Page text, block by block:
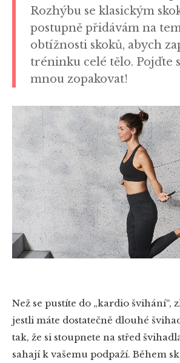
Rozhýbu se klasickým
postupně přidávám na
obtížnosti skoků, abych
tréninku celé tělo. Pojďte
mnou zopakovat!
Než se pustíte do „kardio švihání“,
jestli máte dostatečně dlouhé
tak, že si stoupnete na střed
sahají k vašemu podpaží. Během